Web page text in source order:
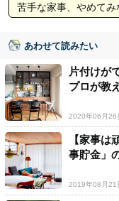
苦手な家事、やめてみ
あわせて読みたい
片付けが
プロが教
2020年06月26
【家事は
事貯金」
2019年08月21